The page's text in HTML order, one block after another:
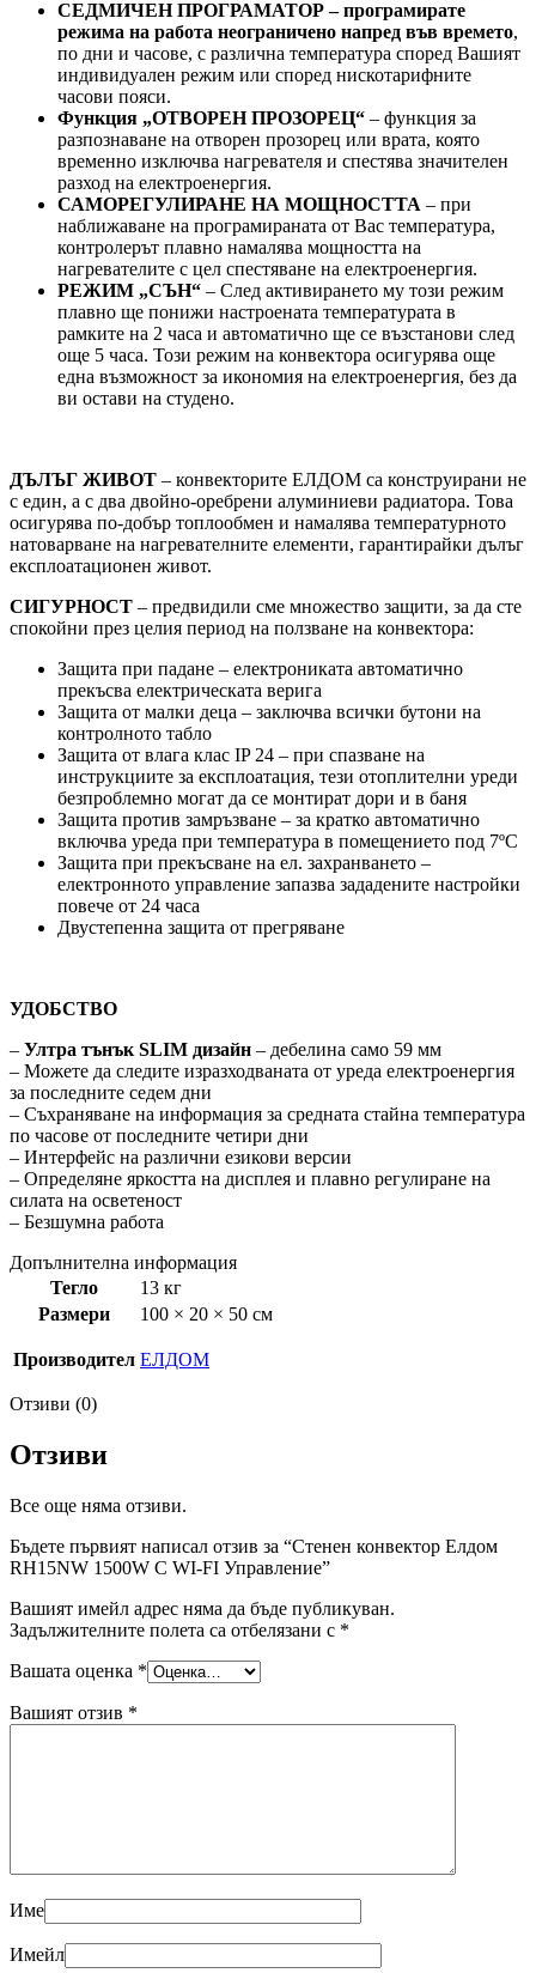
СЕДМИЧЕН ПРОГРАМАТОР – програмирате
режима на работа неограничено напред във времето,
по дни и часове, с различна температура според Вашият
индивидуален режим или според нискотарифните
часови пояси.
Функция „ОТВОРЕН ПРОЗОРЕЦ“ – функция за
разпознаване на отворен прозорец или врата, която
временно изключва нагревателя и спестява значителен
разход на електроенергия.
САМОРЕГУЛИРАНЕ НА МОЩНОСТТА – при
наближаване на програмираната от Вас температура,
контролерът плавно намалява мощността на
нагревателите с цел спестяване на електроенергия.
РЕЖИМ „СЪН“ – След активирането му този режим
плавно ще понижи настроената температурата в
рамките на 2 часа и автоматично ще се възстанови след
още 5 часа. Този режим на конвектора осигурява още
една възможност за икономия на електроенергия, без да
ви остави на студено.
ДЪЛЪГ ЖИВОТ – конвекторите ЕЛДОМ са конструирани не
с един, а с два двойно-оребрени алуминиеви радиатора. Това
осигурява по-добър топлообмен и намалява температурното
натоварване на нагревателните елементи, гарантирайки дълъг
експлоатационен живот.
СИГУРНОСТ – предвидили сме множество защити, за да сте
спокойни през целия период на ползване на конвектора:
Защита при падане – електрониката автоматично
прекъсва електрическата верига
Защита от малки деца – заключва всички бутони на
контролното табло
Защита от влага клас IP 24 – при спазване на
инструкциите за експлоатация, тези отоплителни уреди
безпроблемно могат да се монтират дори и в баня
Защита против замръзване – за кратко автоматично
включва уреда при температура в помещението под 7ºС
Защита при прекъсване на ел. захранването –
електронното управление запазва зададените настройки
повече от 24 часа
Двустепенна защита от прегряване
УДОБСТВО
– Ултра тънък SLIM дизайн – дебелина само 59 мм
– Можете да следите изразходваната от уреда електроенергия
за последните седем дни
– Съхраняване на информация за средната стайна температура
по часове от последните четири дни
– Интерфейс на различни езикови версии
– Определяне яркостта на дисплея и плавно регулиране на
силата на осветеност
– Безшумна работа
Допълнителна информация
Тегло
13 кг
Размери
100 × 20 × 50 см
Производител ЕЛДОМ
Отзиви (0)
Отзиви
Все още няма отзиви.
Бъдете първият написал отзив за “Стенен конвектор Елдом
RH15NW 1500W С WI-FI Управление”
Вашият имейл адрес няма да бъде публикуван.
Задължителните полета са отбелязани с *
Вашата оценка *
Вашият отзив *
Име
Имейл